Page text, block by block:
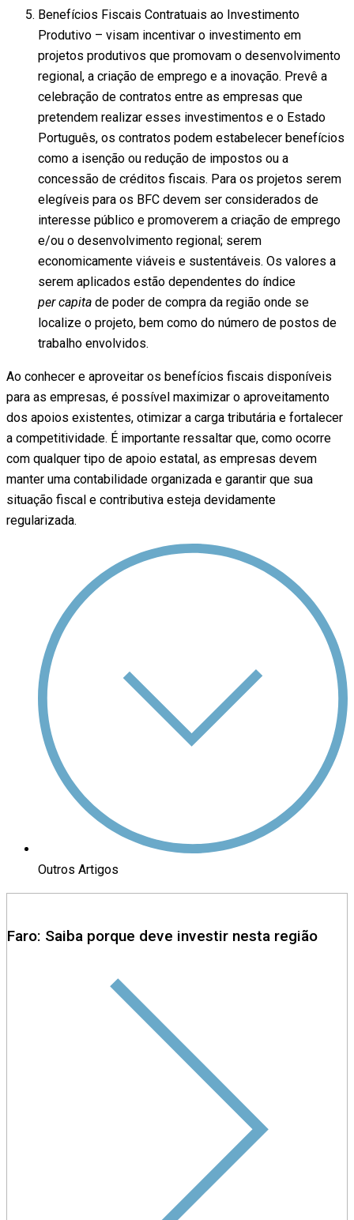
Benefícios Fiscais Contratuais ao Investimento
Produtivo – visam incentivar o investimento em
projetos produtivos que promovam o desenvolvimento
regional, a criação de emprego e a inovação. Prevê a
celebração de contratos entre as empresas que
pretendem realizar esses investimentos e o Estado
Português, os contratos podem estabelecer benefícios
como a isenção ou redução de impostos ou a
concessão de créditos fiscais. Para os projetos serem
elegíveis para os BFC devem ser considerados de
interesse público e promoverem a criação de emprego
e/ou o desenvolvimento regional; serem
economicamente viáveis e sustentáveis. Os valores a
serem aplicados estão dependentes do índice
per capita de poder de compra da região onde se
localize o projeto, bem como do número de postos de
trabalho envolvidos.
Ao conhecer e aproveitar os benefícios fiscais disponíveis
para as empresas, é possível maximizar o aproveitamento
dos apoios existentes, otimizar a carga tributária e fortalecer
a competitividade. É importante ressaltar que, como ocorre
com qualquer tipo de apoio estatal, as empresas devem
manter uma contabilidade organizada e garantir que sua
situação fiscal e contributiva esteja devidamente
regularizada.
Outros Artigos
Faro: Saiba porque deve investir nesta região